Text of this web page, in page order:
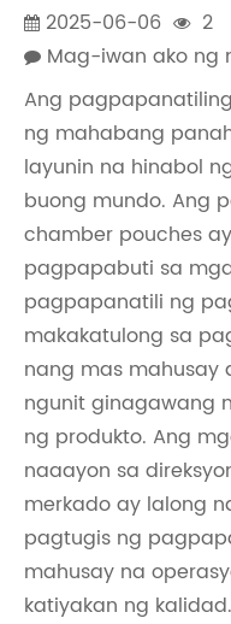
2025-06-06
2
Mag-iwan ako ng
Ang
ng mahabang
layunin na hinabol
buong mundo. Ang
chamber pouches
pagpapabuti sa
pagpapanatili ng
makakatulong sa
nang mas mahusay
ngunit ginagawang
ng produkto. Ang
naaayon sa
merkado ay lalong
pagtugis ng
mahusay na
katiyakan ng kalidad.